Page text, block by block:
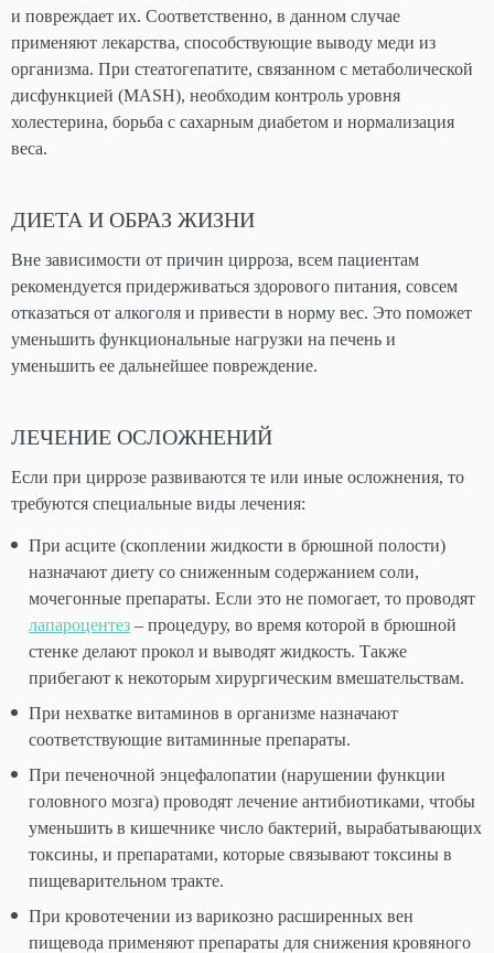
и повреждает их. Соответственно, в данном случае
применяют лекарства, способствующие выводу меди из
организма. При стеатогепатите, связанном с метаболической
дисфункцией (MASH), необходим контроль уровня
холестерина, борьба с сахарным диабетом и нормализация
веса.
ДИЕТА И ОБРАЗ ЖИЗНИ
Вне зависимости от причин цирроза, всем пациентам
рекомендуется придерживаться здорового питания, совсем
отказаться от алкоголя и привести в норму вес. Это поможет
уменьшить функциональные нагрузки на печень и
уменьшить ее дальнейшее повреждение.
ЛЕЧЕНИЕ ОСЛОЖНЕНИЙ
Если при циррозе развиваются те или иные осложнения, то
требуются специальные виды лечения:
При асците (скоплении жидкости в брюшной полости)
назначают диету со сниженным содержанием соли,
мочегонные препараты. Если это не помогает, то проводят
лапароцентез – процедуру, во время которой в брюшной
стенке делают прокол и выводят жидкость. Также
прибегают к некоторым хирургическим вмешательствам.
При нехватке витаминов в организме назначают
соответствующие витаминные препараты.
При печеночной энцефалопатии (нарушении функции
головного мозга) проводят лечение антибиотиками, чтобы
уменьшить в кишечнике число бактерий, вырабатывающих
токсины, и препаратами, которые связывают токсины в
пищеварительном тракте.
При кровотечении из варикозно расширенных вен
пищевода применяют препараты для снижения кровяного